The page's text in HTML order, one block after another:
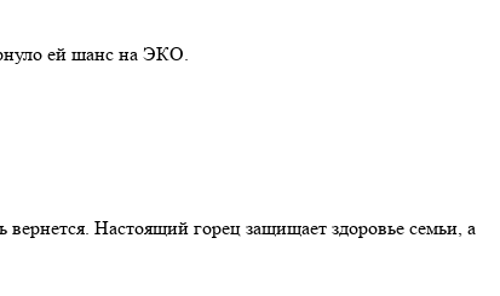
ей шанс на ЭКО.
Настоящий горец защищает здоровье семьи, а